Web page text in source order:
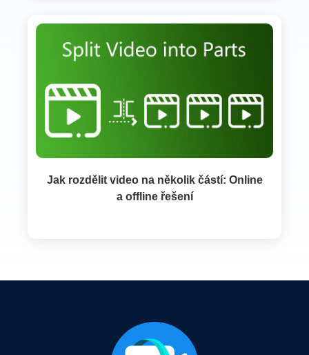
Jak rozdělit video na několik částí: Online
a offline řešení